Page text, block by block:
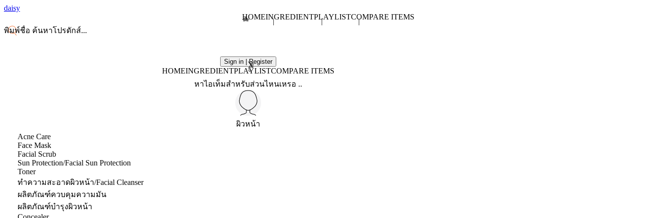
daisy
HOMEINGREDIENTPLAYLISTCOMPARE ITEMS
Sign in | Register
X
HOMEINGREDIENTPLAYLISTCOMPARE ITEMS
หาไอเท็มสำหรับส่วนไหนเหรอ ..
ผิวหน้า
Acne Care
Face Mask
Facial Scrub
Sun Protection/Facial Sun Protection
Toner
ทำความสะอาดผิวหน้า/Facial Cleanser
ผลิตภัณฑ์ควบคุมความมัน
ผลิตภัณฑ์บำรุงผิวหน้า